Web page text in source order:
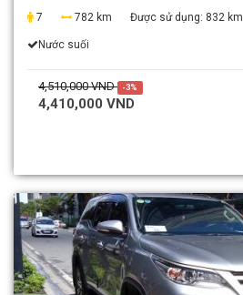
7
782 km Được sử dụng: 832 km
Nước suối
4,510,000 VND -3%
4,410,000 VND